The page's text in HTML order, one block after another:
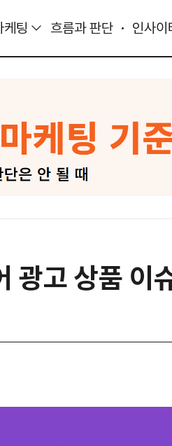
케팅 흐름과 판단 인사이
광고 상품 이